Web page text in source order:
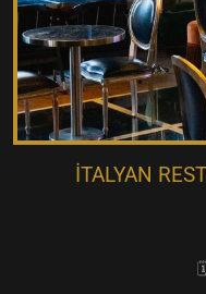
İTALYAN